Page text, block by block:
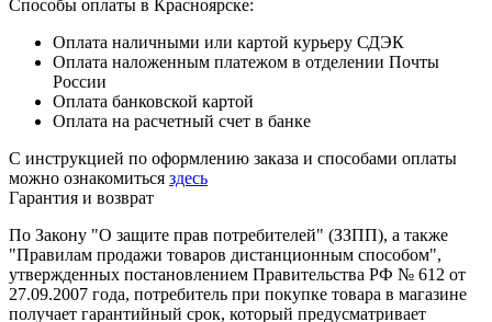
Способы оплаты в Красноярске:
Оплата наличными или картой курьеру СДЭК
Оплата наложенным платежом в отделении Почты
России
Оплата банковской картой
Оплата на расчетный счет в банке
С инструкцией по оформлению заказа и способами оплаты
можно ознакомиться здесь
Гарантия и возврат
По Закону "О защите прав потребителей" (ЗЗПП), а также
"Правилам продажи товаров дистанционным способом",
утвержденных постановлением Правительства РФ № 612 от
27.09.2007 года, потребитель при покупке товара в магазине
получает гарантийный срок, который предусматривает